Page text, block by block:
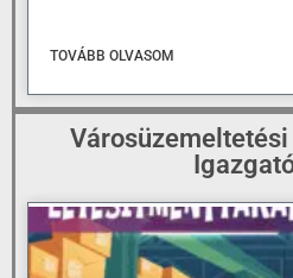
TOVÁBB OLVASOM